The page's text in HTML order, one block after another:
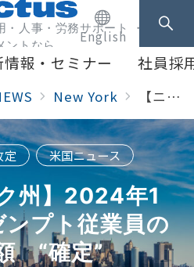
人事・労務サポート ・人事マネ
ントなら
English
報・セミナー 社員採
New York 【ニューヨーク州】2024年1月1日 エグゼンプト従業員の給与基準額増額 “確定”
定 米国ニュース
州】2024年1
プト従業員の
“確定”